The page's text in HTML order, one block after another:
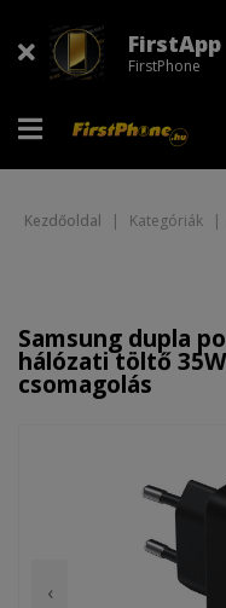
FirstApp
FirstPhone
Kezdőoldal | Kategóriák |
Samsung dupla
hálózati töltő
csomagolás
‹